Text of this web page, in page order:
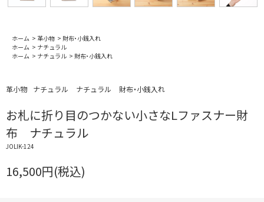
ホーム > 革小物 > 財布・小銭入れ
ホーム > ナチュラル
ホーム > ナチュラル > 財布・小銭入れ
革小物 ナチュラル ナチュラル 財布・小銭入れ
お札に折り目のつかない小さなLファスナー財
布 ナチュラル
JOLIK-124
16,500円(税込)